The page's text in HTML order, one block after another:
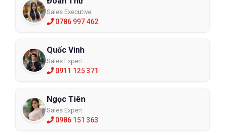
Sales Executive
0786 997 462
Quốc Vinh
Sales Expert
0911 125 371
Ngọc Tiên
Sales Expert
0986 151 363